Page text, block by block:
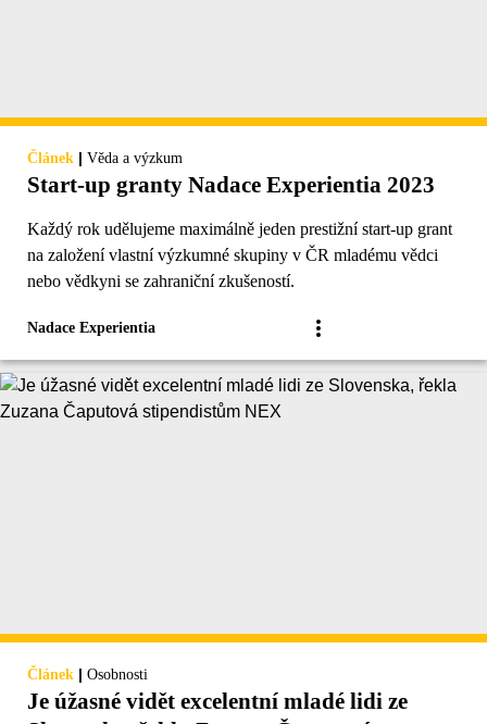
Článek | Věda a výzkum
Start-up granty Nadace Experientia 2023
Každý rok udělujeme maximálně jeden prestižní start-up grant
na založení vlastní výzkumné skupiny v ČR mladému vědci
nebo vědkyni se zahraniční zkušeností.
Nadace Experientia
Článek | Osobnosti
Je úžasné vidět excelentní mladé lidi ze